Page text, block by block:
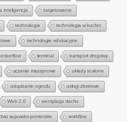
inteligencja targetowanie
technologia technologia w kuchni
technologie edukacyjne
terminal transport drogowy
uczenie maszynowe układy scalone
urządzanie ogrodu usługi zbiorowe
Web 2.0 wentylacja dachu
kujawsko-pomorskie workflow